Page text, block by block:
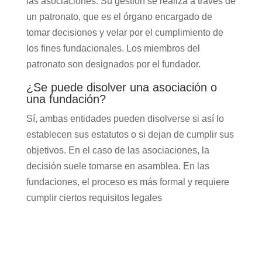
un patronato, que es el órgano encargado de
tomar decisiones y velar por el cumplimiento de
los fines fundacionales. Los miembros del
patronato son designados por el fundador.
¿Se puede disolver una asociación o
una fundación?
Sí, ambas entidades pueden disolverse si así lo
establecen sus estatutos o si dejan de cumplir sus
objetivos. En el caso de las asociaciones, la
decisión suele tomarse en asamblea. En las
fundaciones, el proceso es más formal y requiere
cumplir ciertos requisitos legales